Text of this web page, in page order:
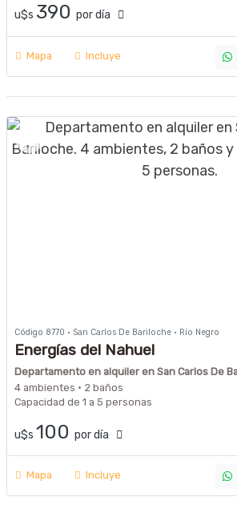
u$s 390 por día
Mapa Incluye
Código 8770 · San Carlos De Bariloche · Río Negro
Energías del Nahuel
Departamento en alquiler en San Carlos De
4 ambientes · 2 baños
Capacidad de 1 a 5 personas
u$s 100 por día
Mapa Incluye